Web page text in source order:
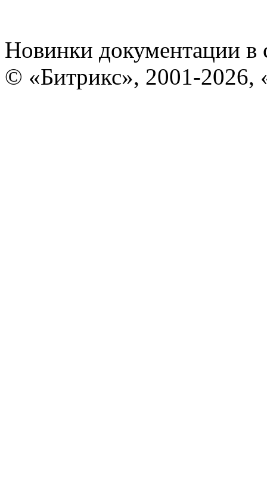
Новинки документации в
© «Битрикс», 2001-2026,